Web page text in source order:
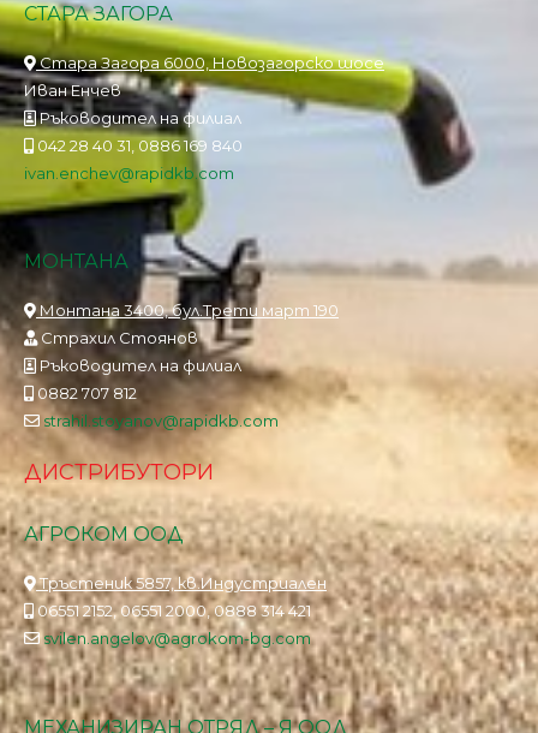
СТАРА ЗАГОРА
Стара Загора 6000, Новозагорско шосе
Иван Енчев
Ръководител на филиал
042 28 40 31, 0886 169 840
ivan.enchev@rapidkb.com
МОНТАНА
Монтана 3400, бул.Трети март 190
Страхил Стоянов
Ръководител на филиал
0882 707 812
strahil.stoyanov@rapidkb.com
ДИСТРИБУТОРИ
АГРОКОМ ООД
Тръстеник 5857, кв.Индустриален
06551 2152, 06551 2000, 0888 314 421
svilen.angelov@agrokom-bg.com
МЕХАНИЗИРАН ОТРЯД – Я ООД